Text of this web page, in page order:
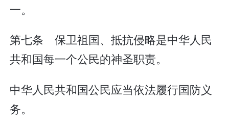
一。
第七条 保卫祖国、抵抗侵略是中华人民
共和国每一个公民的神圣职责。
中华人民共和国公民应当依法履行国防义
务。